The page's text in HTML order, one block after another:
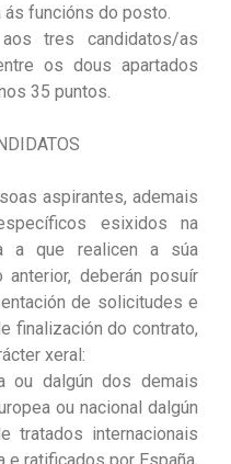
ás funcións do posto.
tres candidatos/as
os dous apartados
35 puntos.
aspirantes, ademais
esixidos na
a que realicen a súa
deberán posuír
de solicitudes e
finalización do contrato,
xeral:
ou dalgún dos demais
ou nacional dalgún
tratados internacionais